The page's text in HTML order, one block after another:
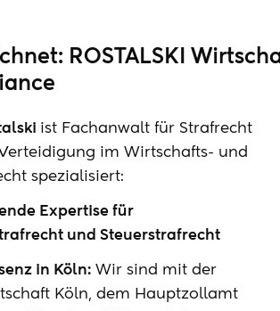
ROSTALSKI
ist Fachanwalt für Strafrecht
im Wirtschafts- und
spezialisiert:
Expertise für
und Steuerstrafrecht
in Köln: Wir sind mit der
Köln, dem Hauptzollamt